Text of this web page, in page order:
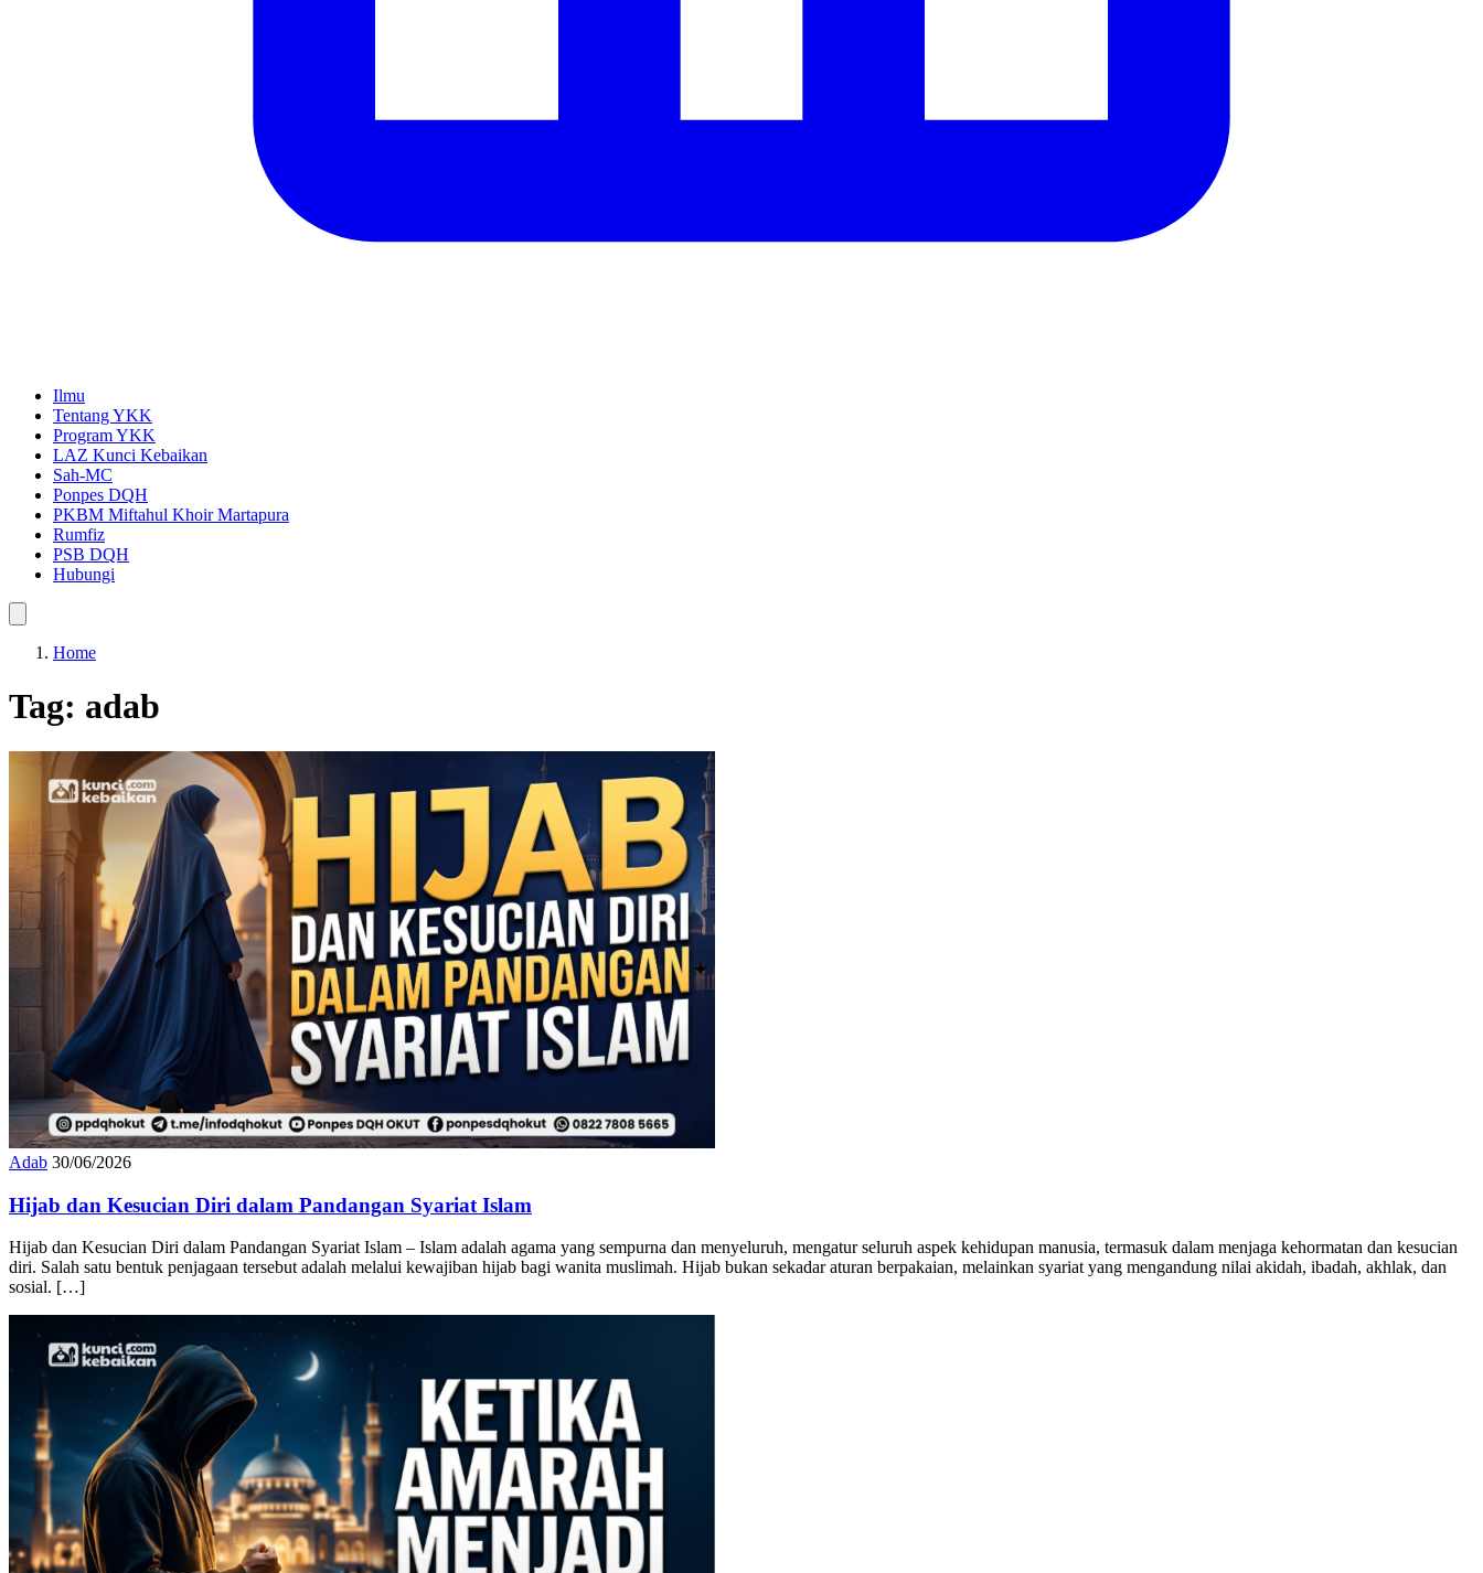
Ilmu
Tentang YKK
Program YKK
LAZ Kunci Kebaikan
Sah-MC
Ponpes DQH
PKBM Miftahul Khoir Martapura
Rumfiz
PSB DQH
Hubungi
Home
Tag: adab
Adab 30/06/2026
Hijab dan Kesucian Diri dalam Pandangan Syariat Islam
Hijab dan Kesucian Diri dalam Pandangan Syariat Islam – Islam adalah agama yang sempurna dan menyeluruh, mengatur seluruh aspek kehidupan manusia, termasuk dalam menjaga kehormatan dan kesucian
diri. Salah satu bentuk penjagaan tersebut adalah melalui kewajiban hijab bagi wanita muslimah. Hijab bukan sekadar aturan berpakaian, melainkan syariat yang mengandung nilai akidah, ibadah, akhlak, dan
sosial. […]